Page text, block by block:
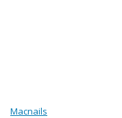
Macnails